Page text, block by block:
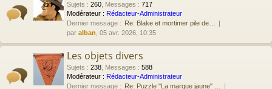
Sujets : 260 Messages : 717
Modérateur : Rédacteur-Administrateur
Dernier message : Re: Blake et mortimer pile de…
par alban , 05 avr. 2026, 10:35
Les objets divers
Sujets : 238 Messages : 588
Modérateur : Rédacteur-Administrateur
Dernier message : Re: Puzzle "La marque jaune" …